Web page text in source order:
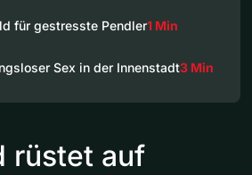
für gestresste Pendler1 Min
Sex in der Innenstadt3 Min
rüstet auf